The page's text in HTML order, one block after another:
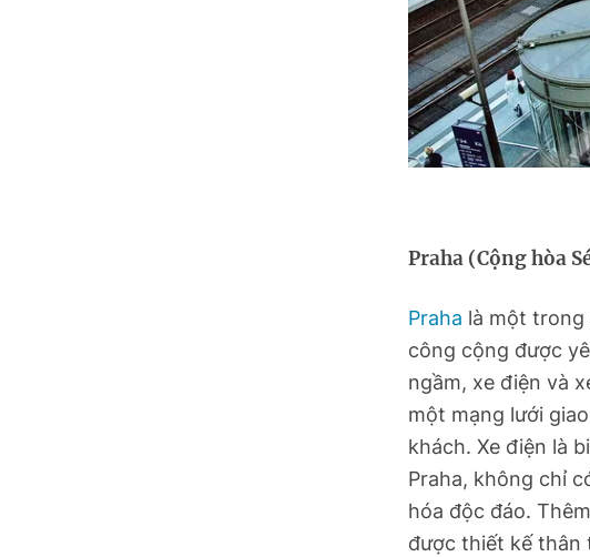
Praha (Cộng hòa
Praha là một trong
công cộng được
ngầm, xe điện và
một mạng lưới
khách. Xe điện là
Praha, không chỉ
hóa độc đáo.
được thiết kế thân